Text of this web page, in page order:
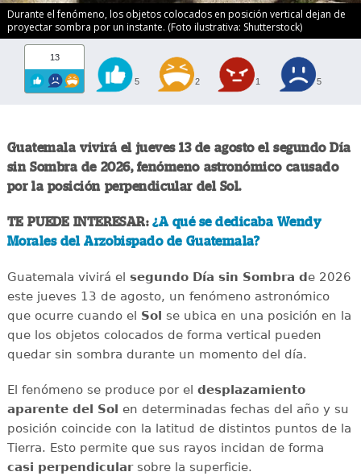
Durante el fenómeno, los objetos colocados en posición vertical dejan de
proyectar sombra por un instante. (Foto ilustrativa: Shutterstock)
13
5 2 1 5
Guatemala vivirá el jueves 13 de agosto el segundo Día
sin Sombra de 2026, fenómeno astronómico causado
por la posición perpendicular del Sol.
TE PUEDE INTERESAR:¿A qué se dedicaba Wendy
Morales del Arzobispado de Guatemala?
Guatemala vivirá el segundo Día sin Sombra d e 2026
este jueves 13 de agosto, un fenómeno astronómico
que ocurre cuando el Sol se ubica en una posición en la
que los objetos colocados de forma vertical pueden
quedar sin sombra durante un momento del día.
El fenómeno se produce por el desplazamiento
aparente del Sol en determinadas fechas del año y su
posición coincide con la latitud de distintos puntos de la
Tierra. Esto permite que sus rayos incidan de forma
casi perpendicularsobre la superficie.